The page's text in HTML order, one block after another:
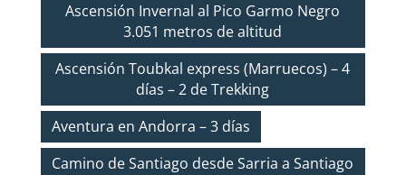
Ascensión Invernal al Pico Garmo Negro
3.051 metros de altitud
Ascensión Toubkal express (Marruecos) – 4
días – 2 de Trekking
Aventura en Andorra – 3 días
Camino de Santiago desde Sarria a Santiago